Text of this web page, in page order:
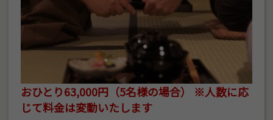
おひとり63,000円（5名様の場合） ※人数に応
じて料金は変動いたします